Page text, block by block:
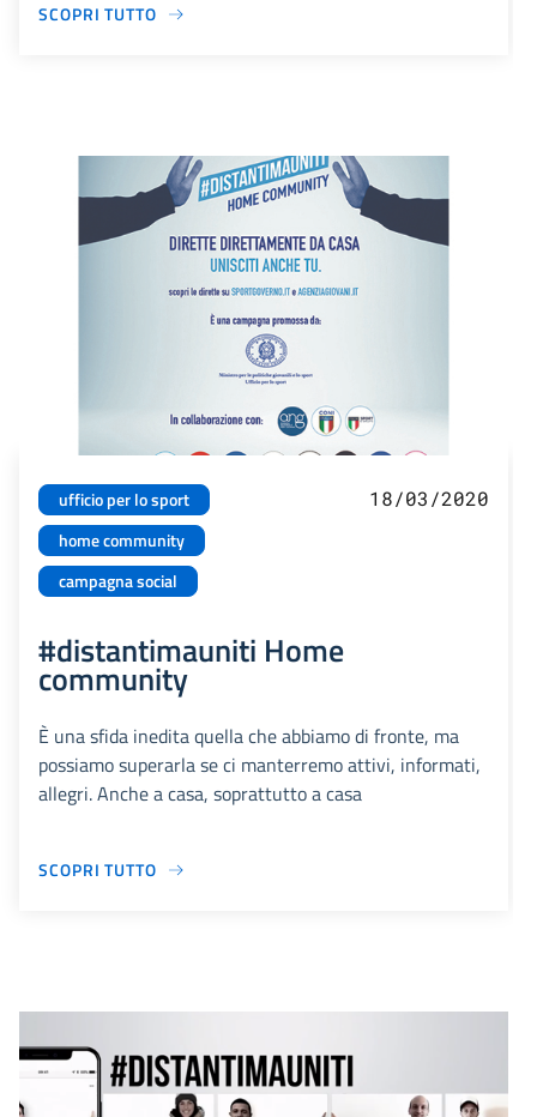
SCOPRI TUTTO
ufficio per lo sport
home community
campagna social
18/03/2020
#distantimauniti Home
community
È una sfida inedita quella che abbiamo di fronte, ma
possiamo superarla se ci manterremo attivi, informati,
allegri. Anche a casa, soprattutto a casa
SCOPRI TUTTO